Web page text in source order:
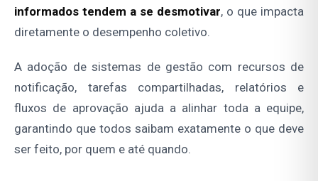
informados tendem a se desmotivar, o que impacta
diretamente o desempenho coletivo.
A adoção de sistemas de gestão com recursos de
notificação, tarefas compartilhadas, relatórios e
fluxos de aprovação ajuda a alinhar toda a equipe,
garantindo que todos saibam exatamente o que deve
ser feito, por quem e até quando.